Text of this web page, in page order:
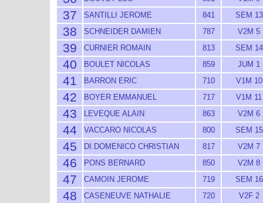
37 SANTILLI JEROME 841 SEM 13
38 SCHNEIDER DAMIEN 787 V2M 5
39 CURNIER ROMAIN 813 SEM 14
40 BOULET NICOLAS 859 JUM 1
41 BARRON ERIC 710 V1M 10
42 BOYER EMMANUEL 717 V1M 11
43 LEVEQUE ALAIN 863 V2M 6
44 VACCARO NICOLAS 800 SEM 15
45 DI.DOMENICO CHRISTIAN 817 V2M 7
46 PONS BERNARD 850 V2M 8
47 CAMOIN JEROME 719 SEM 16
48 CASENEUVE NATHALIE 720 V2F 2